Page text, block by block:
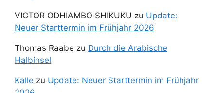
VICTOR ODHIAMBO SHIKUKU zu Update:
Neuer Starttermin im Frühjahr 2026
Thomas Raabe zu Durch die Arabische
Halbinsel
Kalle zu Update: Neuer Starttermin im Frühjahr